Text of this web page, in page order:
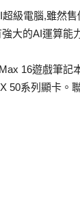
級電腦,雖然售
大的AI運算能
16遊戲筆記
50系列顯卡。